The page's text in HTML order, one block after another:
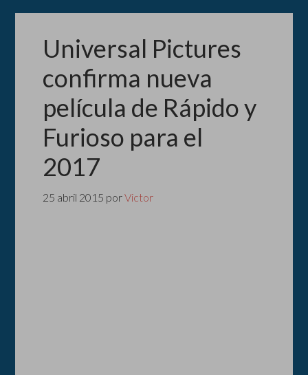
Universal Pictures
confirma nueva
película de Rápido y
Furioso para el
2017
25 abril 2015 porVictor